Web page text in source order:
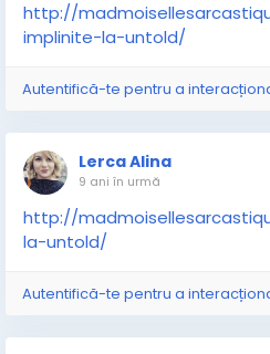
http://
implinite-la-untold/
Autentifică-te pentru a
Lerca Alina
9 ani în urmă
http://
la-untold/
Autentifică-te pentru a